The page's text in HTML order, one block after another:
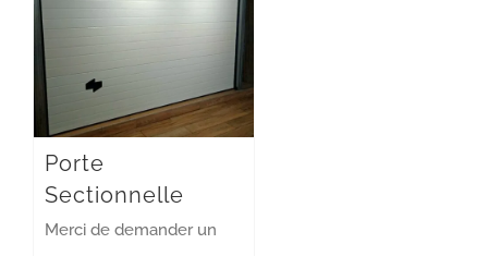
peuvent
être
sur
la
Porte
Sectionnelle
Merci de demander un